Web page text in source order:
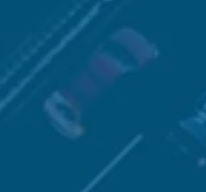
SÛRETÉ